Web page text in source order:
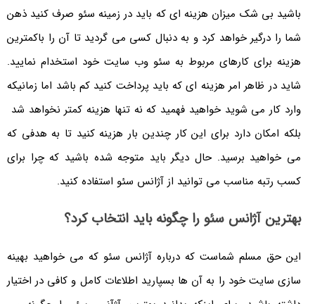
باشید بی شک میزان هزینه ای که باید در زمینه سئو صرف کنید ذهن
شما را درگیر خواهد کرد و به دنبال کسی می گردید تا آن را باکمترین
هزینه برای کارهای مربوط به سئو وب سایت خود استخدام نمایید.
شاید در ظاهر امر هزینه ای که باید پرداخت کنید کم باشد اما زمانیکه
وارد کار می شوید خواهید فهمید که نه تنها هزینه کمتر نخواهد شد
بلکه امکان دارد برای این کار چندین بار هزینه کنید تا به هدفی که
می خواهید برسید. حال دیگر باید متوجه شده باشید که چرا برای
کسب رتبه مناسب می توانید از آژانس سئو استفاده کنید.
بهترین آژانس سئو را چگونه باید انتخاب کرد؟
این حق مسلم شماست که درباره آژانس سئو که می خواهید بهینه
سازی سایت خود را به آن ها بسپارید اطلاعات کامل و کافی در اختیار